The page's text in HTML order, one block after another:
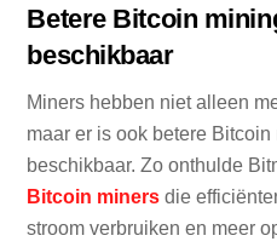
Betere Bitcoin
beschikbaar
Miners hebben niet alleen
maar er is ook betere
beschikbaar. Zo onthulde
Bitcoin miners die
stroom verbruiken en meer